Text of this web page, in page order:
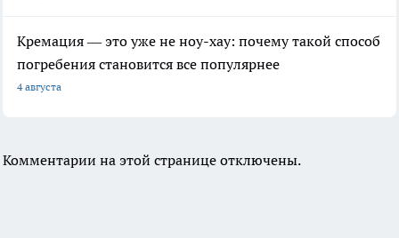
Кремация — это уже не ноу-хау: почему такой способ
погребения становится все популярнее
4 августа
Комментарии на этой странице отключены.